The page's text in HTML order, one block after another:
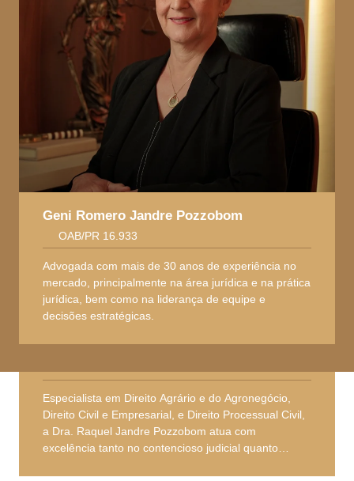
OAB/PR 16.933
Geni Romero Jandre Pozzobom
Advogada com mais de 30 anos de experiência no
mercado, principalmente na área jurídica e na prática
jurídica, bem como na liderança de equipe e
decisões estratégicas.
Raquel Jandre Pozzobom
Especialista em Direito Agrário e do Agronegócio,
Direito Civil e Empresarial, e Direito Processual Civil,
a Dra. Raquel Jandre Pozzobom atua com
excelência tanto no contencioso judicial quanto